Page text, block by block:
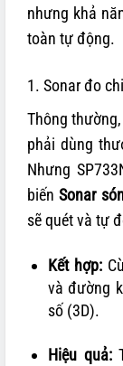
nhưng khả
toàn tự động.
1. Sonar đo
Thông
phải dùng
Nhưng
biếnSonar
sẽ quét và tự
Kết hợp:
và đường
số (3D).
Hiệu quả: